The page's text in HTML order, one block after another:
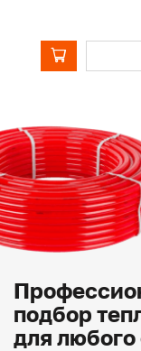
подбор
для любого